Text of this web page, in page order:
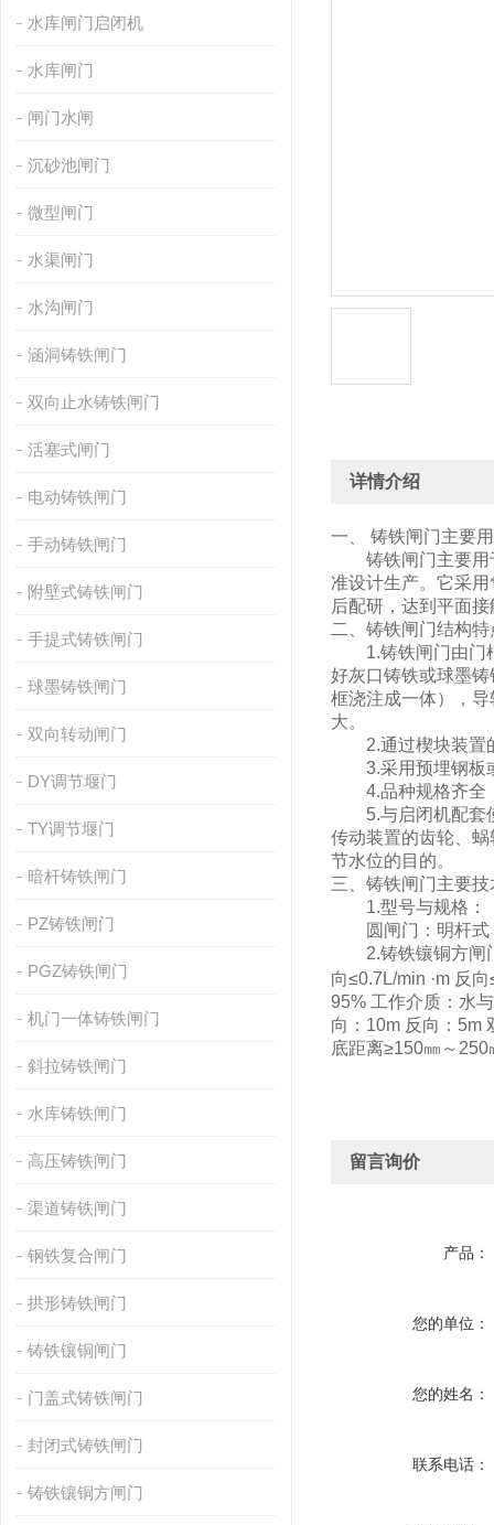
水库闸门启闭机
水库闸门
闸门水闸
沉砂池闸门
微型闸门
水渠闸门
水沟闸门
涵洞铸铁闸门
双向止水铸铁闸门
活塞式闸门
电动铸铁闸门
手动铸铁闸门
附壁式铸铁闸门
手提式铸铁闸门
球墨铸铁闸门
双向转动闸门
DY调节堰门
TY调节堰门
暗杆铸铁闸门
PZ铸铁闸门
PGZ铸铁闸门
机门一体铸铁闸门
斜拉铸铁闸门
水库铸铁闸门
高压铸铁闸门
渠道铸铁闸门
钢铁复合闸门
拱形铸铁闸门
铸铁镶铜闸门
门盖式铸铁闸门
封闭式铸铁闸门
铸铁镶铜方闸门
详情介绍
一、
铸铁闸门主要
铸铁闸门主要用于
准设计生产。它采
后配研，达到平面
二、铸铁闸门结构特
1.铸铁闸门由门
好灰口铸铁或球墨
框浇注成一体），
大。
2.通过楔块装置
3.采用预埋钢板
4.品种规格齐全
5.与启闭机配套
传动装置的齿轮、
节水位的目的。
三、铸铁闸门主要
1.型号与规格：
圆闸门：明杆式
2.铸铁镶铜方闸
向≤0.7L/min ·m 反向
95% 工作介质：水
向： 10m 反向： 5m
底距离≥150㎜～ 250
留言询价
产品：
您的单位：
您的姓名：
联系电话：